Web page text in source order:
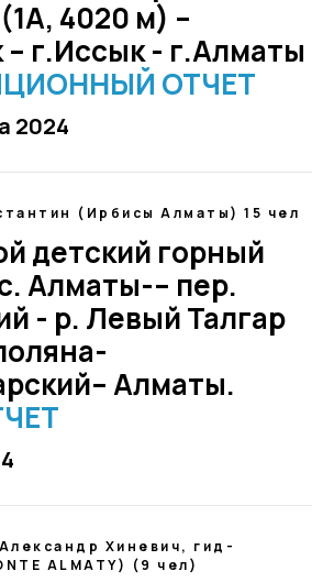
4020 м) –
г.Иссык - г.Алматы
ОТЧЕТ
2024
(Ирбисы Алматы) 15 чел
детский горный
Алматы-– пер.
- р. Левый Талгар
Алматы.
Хиневич, гид-
ALMATY) (9 чел)